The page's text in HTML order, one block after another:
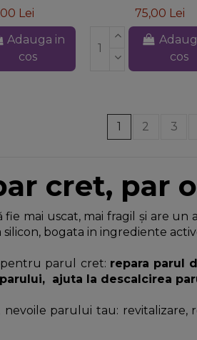
Lei
Adauga in
cos
75,00 Lei
cos
1 2 3
cret, par
mai uscat, mai fragil și are
bogata in ingrediente
pentru parul cret: repara parul
ajuta la descalcirea
parului tau: revitalizare,